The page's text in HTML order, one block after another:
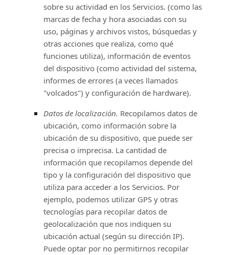
sobre su actividad en los Servicios. (como las
marcas de fecha y hora asociadas con su
uso, páginas y archivos vistos, búsquedas y
otras acciones que realiza, como qué
funciones utiliza), información de eventos
del dispositivo (como actividad del sistema,
informes de errores (a veces llamados
"volcados") y configuración de hardware).
Datos de localización. Recopilamos datos de
ubicación, como información sobre la
ubicación de su dispositivo, que puede ser
precisa o imprecisa. La cantidad de
información que recopilamos depende del
tipo y la configuración del dispositivo que
utiliza para acceder a los Servicios. Por
ejemplo, podemos utilizar GPS y otras
tecnologías para recopilar datos de
geolocalización que nos indiquen su
ubicación actual (según su dirección IP).
Puede optar por no permitirnos recopilar